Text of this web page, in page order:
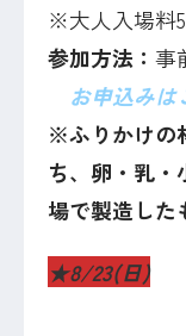
※大人入場料
参加方法： 事
お申込みは
※ふりかけの
ち、卵・乳・
場で製造した
★8/23(日)